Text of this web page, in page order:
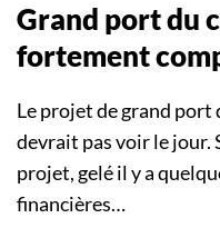
Grand port du
fortement
Le projet de grand port
devrait pas voir le jour.
projet, gelé il y a
financières…